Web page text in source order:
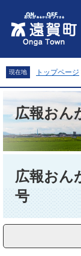
先
頭
を
飛
文
へ
現在地 トップページ
広報おん
広報おん
号